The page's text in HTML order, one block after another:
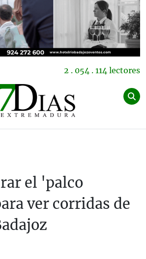
2 . 054 . 114 lectores
el 'palco
ver corridas de